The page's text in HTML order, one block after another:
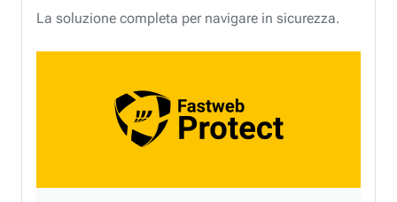
La soluzione completa per navigare in sicurezza.